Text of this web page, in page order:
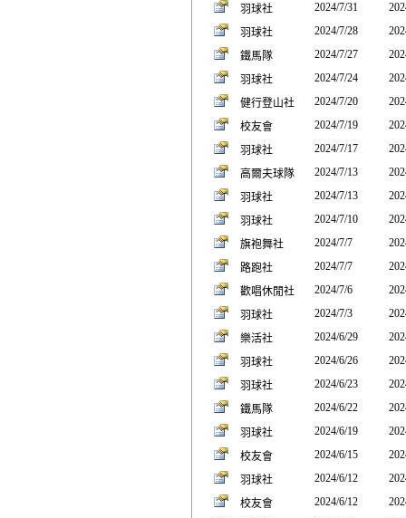
羽球社
2024/7/31
羽球社
2024/7/28
鐵馬隊
2024/7/27
羽球社
2024/7/24
健行登山社
2024/7/20
校友會
2024/7/19
羽球社
2024/7/17
高爾夫球隊
2024/7/13
羽球社
2024/7/13
羽球社
2024/7/10
旗袍舞社
2024/7/7
路跑社
2024/7/7
歡唱休閒社
2024/7/6
羽球社
2024/7/3
樂活社
2024/6/29
羽球社
2024/6/26
羽球社
2024/6/23
鐵馬隊
2024/6/22
羽球社
2024/6/19
校友會
2024/6/15
羽球社
2024/6/12
校友會
2024/6/12